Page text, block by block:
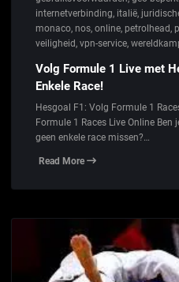
internetverbinding, italië,
monaco, nos, online, petrolhead,
veiligheid, vpn-service,
Volg Formule 1 Live met
Enkele Race!
Hesgoal F1: Volg Formule 1
Formule 1 Races Live Online
geen enkele race missen?…
Read More